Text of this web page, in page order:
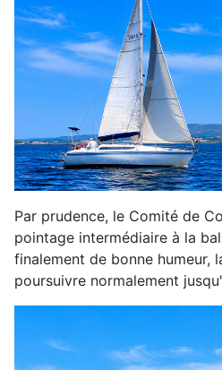
Par prudence, le Comité de
pointage intermédiaire à la
finalement de bonne humeur,
poursuivre normalement